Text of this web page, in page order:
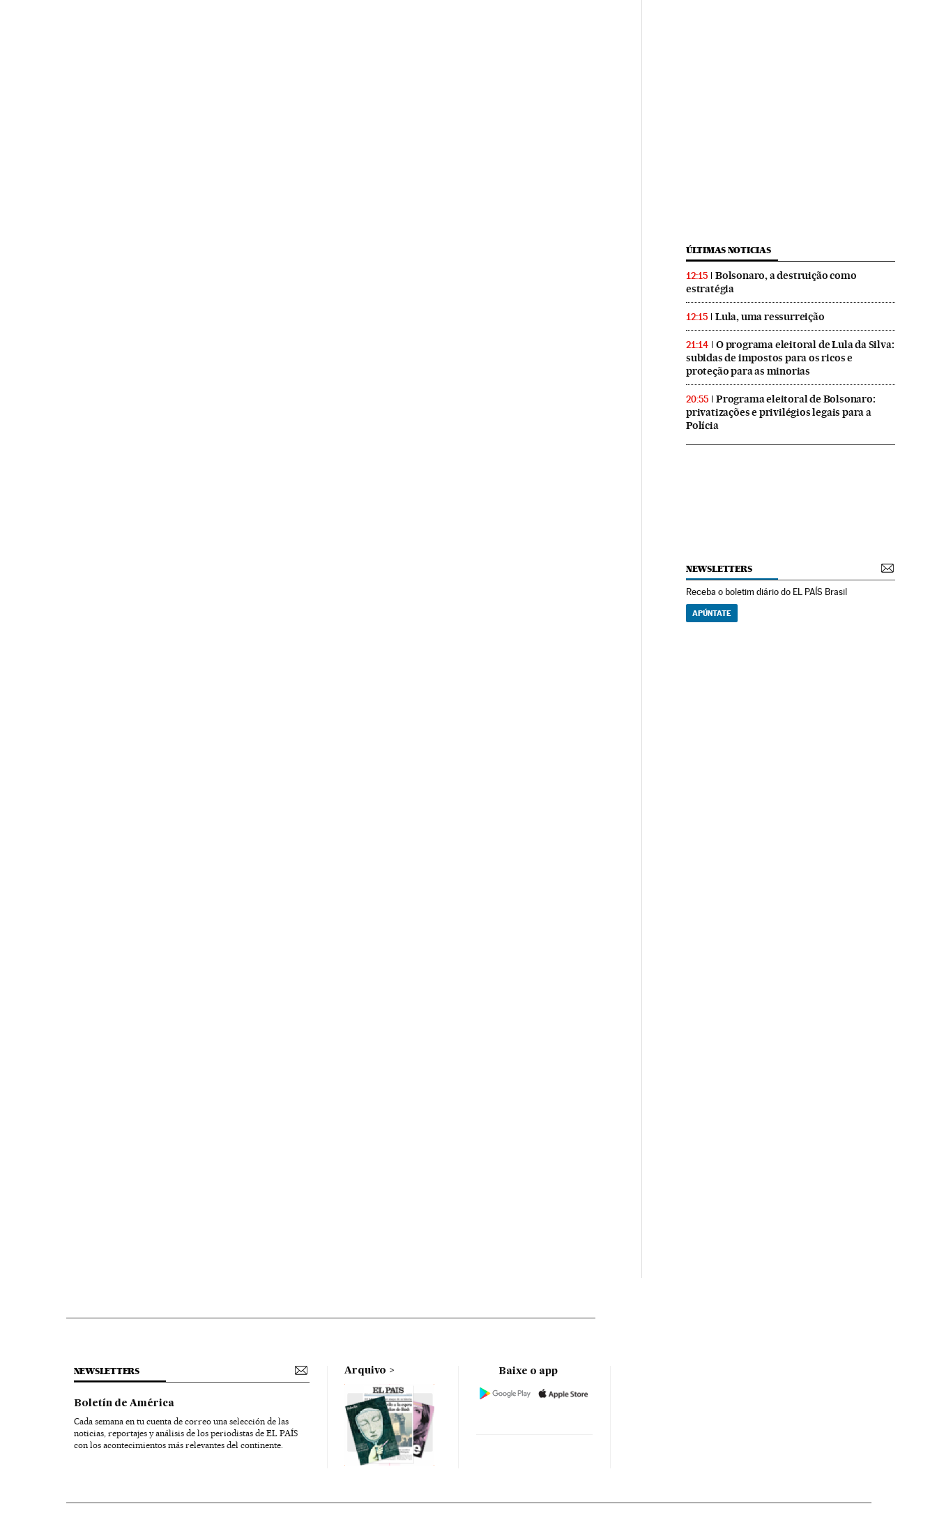
ÚLTIMAS NOTICIAS
12:15
Bolsonaro, a destruição como
estratégia
12:15 Lula, uma ressurreição
21:14
O programa eleitoral de Lula da Silva:
subidas de impostos para os ricos e
proteção para as minorias
20:55
Programa eleitoral de Bolsonaro:
privatizações e privilégios legais para a
Polícia
NEWSLETTERS
Receba o boletim diário do EL PAÍS Brasil
APÚNTATE
NEWSLETTERS
Boletín de América
Cada semana en tu cuenta de correo una selección de las
noticias, reportajes y análisis de los periodistas de EL PAÍS
con los acontecimientos más relevantes del continente.
Arquivo Baixe o app